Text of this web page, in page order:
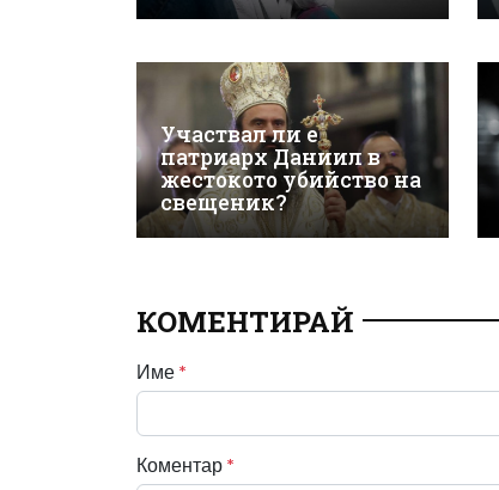
Участвал ли е
патриарх Даниил в
жестокото убийство на
свещеник?
КОМЕНТИРАЙ
Име *
Коментар *